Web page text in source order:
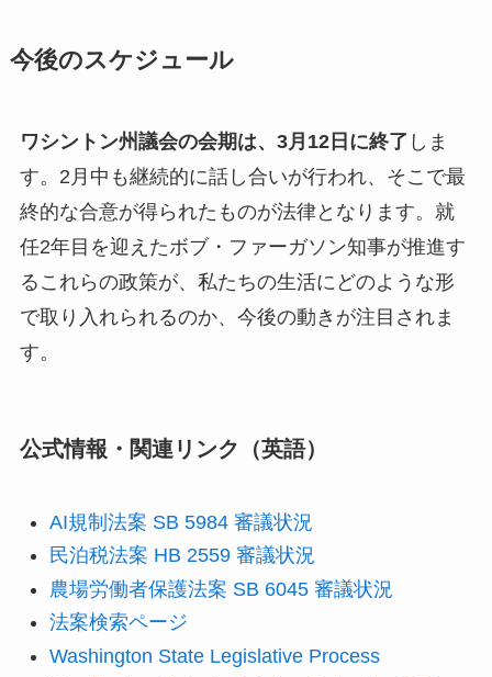
今後のスケジュール
ワシントン州議会の会期は、3月12日に終了 しま
す。2月中も継続的に話し合いが行われ、そこで最
終的な合意が得られたものが法律となります。就
任2年目を迎えたボブ・ファーガソン知事が推進す
るこれらの政策が、私たちの生活にどのような形
で取り入れられるのか、今後の動きが注目されま
す。
公式情報・関連リンク（英語）
AI規制法案 SB 5984 審議状況
民泊税法案 HB 2559 審議状況
農場労働者保護法案 SB 6045 審議状況
法案検索ページ
Washington State Legislative Process